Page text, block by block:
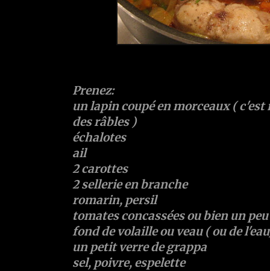
Prenez:
un lapin coupé en morceaux (
des râbles )
échalotes
ail
2 carottes
2 sellerie en branche
romarin, persil
tomates concassées ou bien un
fond de volaille ou veau ( ou de
un petit verre de grappa
sel, poivre, espelette